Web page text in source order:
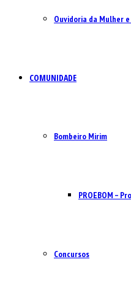
Ouvidoria da Mulher
COMUNIDADE
Bombeiro Mirim
PROEBOM –
Concursos